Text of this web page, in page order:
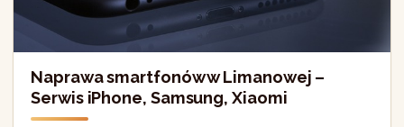
Naprawa smartfonów w Limanowej –
Serwis iPhone, Samsung, Xiaomi